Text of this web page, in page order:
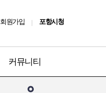
회원가입 포항시청
커뮤니티